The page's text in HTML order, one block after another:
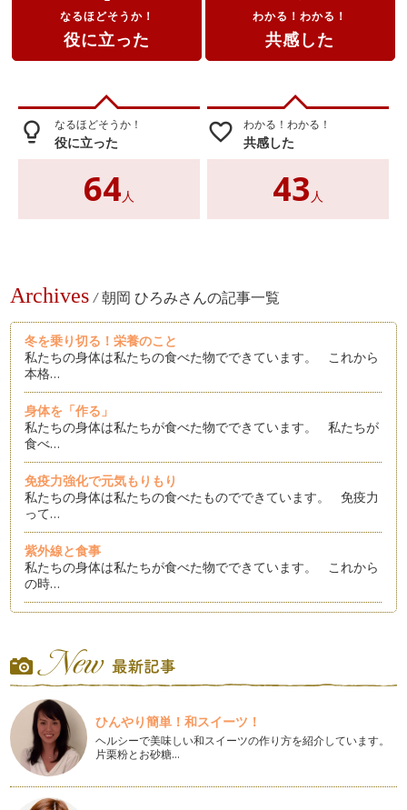
なるほどそうか！
役に立った
わかる！わかる！
共感した
lightbulb_outline なるほどそうか！
役に立った
64 人
favorite_border わかる！わかる！
共感した
43 人
Archives / 朝岡 ひろみさんの記事一覧
冬を乗り切る！栄養のこと
私たちの身体は私たちの食べた物でできています。 これから
本格…
身体を「作る」
私たちの身体は私たちが食べた物でできています。 私たちが
食べ…
免疫力強化で元気もりもり
私たちの身体は私たちの食べたものでできています。 免疫力
って…
紫外線と食事
私たちの身体は私たちが食べた物でできています。 これから
の時…
るのにはどうしたらよいのでしょうか…
野菜、果物～植物栄養素
私たちの身体は私たちが食べた物でできています。植物栄養素
ってきいたことありますか？第7の栄…
温活
私たちの身体は私たちが食べたものでできています。寒いこの
時期、身体が凝り固まり、手や足の冷…
ひんやり簡単！和スイーツ！
ヘルシーで美味しい和スイーツの作り方を紹介しています。
片栗粉とお砂糖…